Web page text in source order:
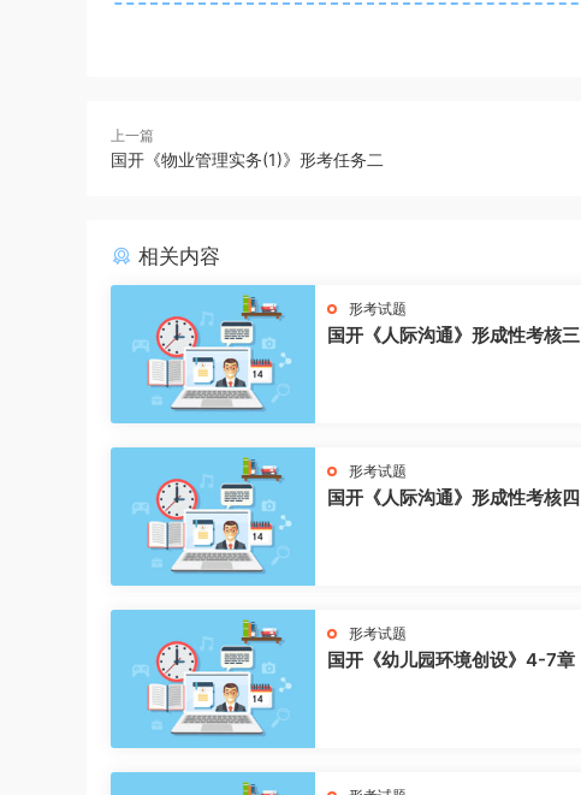
上一篇
国开《物业管理实务(1)》形考任务二
相关内容
形考试题
国开《人际沟通》形成性考核三
形考试题
国开《人际沟通》形成性考核四
形考试题
国开《幼儿园环境创设》4-7章